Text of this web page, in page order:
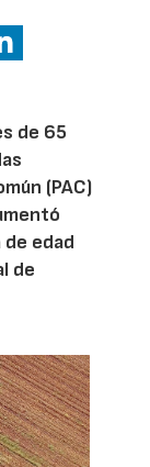
de 65
(PAC)
edad
de